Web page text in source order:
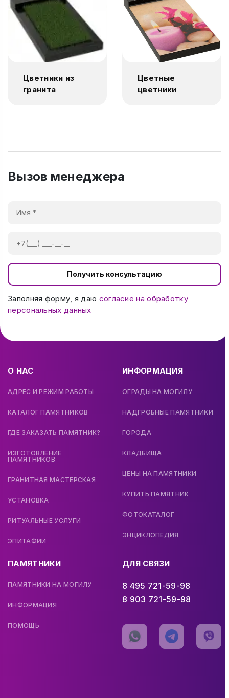
Цветники из
гранита
Цветные
цветники
Вызов менеджера
Получить консультацию
Заполняя форму, я даю согласие на обработку
персональных данных
О НАС
АДРЕС И РЕЖИМ РАБОТЫ
КАТАЛОГ ПАМЯТНИКОВ
ГДЕ ЗАКАЗАТЬ ПАМЯТНИК?
ИЗГОТОВЛЕНИЕ
ПАМЯТНИКОВ
ГРАНИТНАЯ МАСТЕРСКАЯ
УСТАНОВКА
РИТУАЛЬНЫЕ УСЛУГИ
ЭПИТАФИИ
ИНФОРМАЦИЯ
ОГРАДЫ НА МОГИЛУ
НАДГРОБНЫЕ ПАМЯТНИКИ
ГОРОДА
КЛАДБИЩА
ЦЕНЫ НА ПАМЯТНИКИ
КУПИТЬ ПАМЯТНИК
ФОТОКАТАЛОГ
ЭНЦИКЛОПЕДИЯ
ПАМЯТНИКИ
ПАМЯТНИКИ НА МОГИЛУ
ИНФОРМАЦИЯ
ПОМОЩЬ
ДЛЯ СВЯЗИ
8 495 721-59-98
8 903 721-59-98